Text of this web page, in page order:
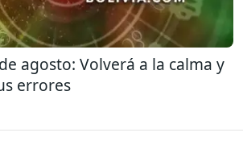
agosto: Volverá a la calma y
errores